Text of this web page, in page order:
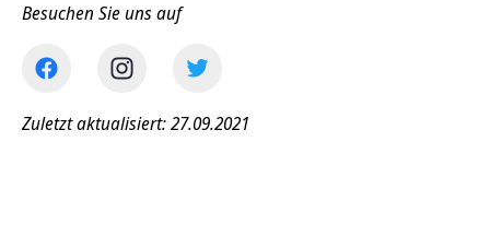
Besuchen Sie uns auf
Zuletzt aktualisiert: 27.09.2021